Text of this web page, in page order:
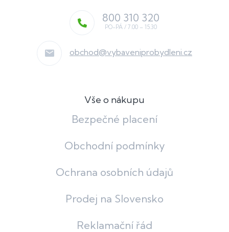
obchod@vybaveniprobydleni.cz
800 310 320
Vše o nákupu
Bezpečné placení
Obchodní podmínky
Ochrana osobních údajů
Prodej na Slovensko
Reklamační řád